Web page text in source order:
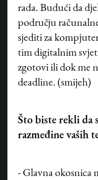
rada. Budući da
području
sjediti za
tim digitalnim
zgotovi ili dok me
deadline. (smijeh)
Što biste rekli da
razmeđine vaših
- Glavna okosnica